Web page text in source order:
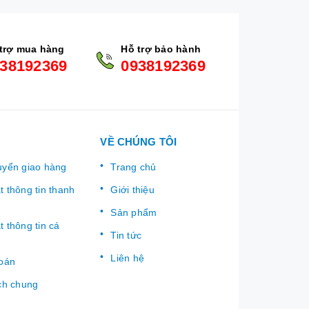
mua hàng Hỗ trợ bảo hành
0938192369
giao hàng
thông tin thanh
thông tin cá
chung
VỀ CHÚNG TÔI
Trang chủ
Giới thiệu
Sản phẩm
Tin tức
Liên hệ